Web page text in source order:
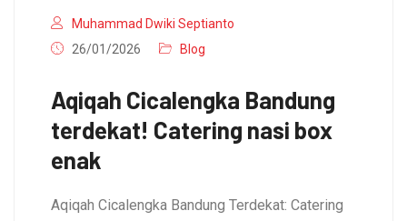
Muhammad Dwiki Septianto
26/01/2026
Blog
Aqiqah Cicalengka Bandung
terdekat! Catering nasi box
enak
Aqiqah Cicalengka Bandung Terdekat: Catering